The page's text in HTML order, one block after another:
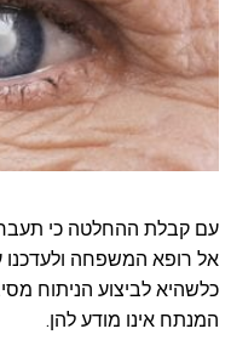
עם קבלת ההחלטה כי
אל רופא המשפחה ולעדכנו
כלשהיא לביצוע הניתוח
המנתח אינו מודע להן.